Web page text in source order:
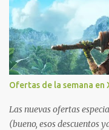
Ofertas de la semana en
Las nuevas ofertas
(bueno, esos descuentos